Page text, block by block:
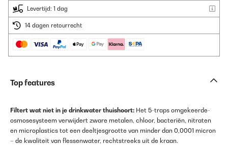
Levertijd: 1 dag
14 dagen retourrecht
Top features
Filtert wat niet in je drinkwater thuishoort: Het 5-traps omgekeerde-
osmosesysteem verwijdert zware metalen, chloor, bacteriën, nitraten
en microplastics tot een deeltjesgrootte van minder dan 0,0001 micron
– de kwaliteit van flessenwater, rechtstreeks uit de kraan.